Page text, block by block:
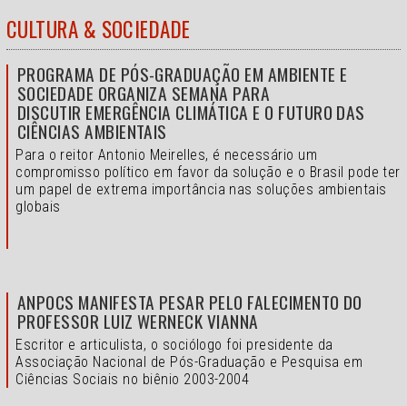
CULTURA & SOCIEDADE
PROGRAMA DE PÓS-GRADUAÇÃO EM AMBIENTE E
SOCIEDADE ORGANIZA SEMANA PARA
DISCUTIR EMERGÊNCIA CLIMÁTICA E O FUTURO DAS
CIÊNCIAS AMBIENTAIS
Para o reitor Antonio Meirelles, é necessário um
compromisso político em favor da solução e o Brasil pode ter
um papel de extrema importância nas soluções ambientais
globais
ANPOCS MANIFESTA PESAR PELO FALECIMENTO DO
PROFESSOR LUIZ WERNECK VIANNA
Escritor e articulista, o sociólogo foi presidente da
Associação Nacional de Pós-Graduação e Pesquisa em
Ciências Sociais no biênio 2003-2004